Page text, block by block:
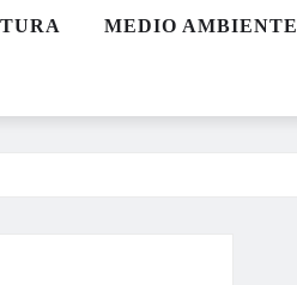
MEDIO AMBIENTE